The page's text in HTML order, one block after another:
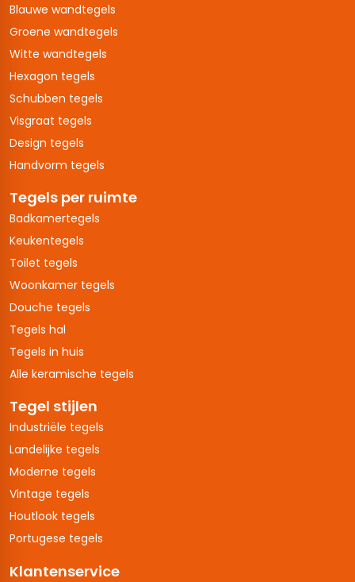
Blauwe wandtegels
Groene wandtegels
Witte wandtegels
Hexagon tegels
Schubben tegels
Visgraat tegels
Design tegels
Handvorm tegels
Tegels per ruimte
Badkamertegels
Keukentegels
Toilet tegels
Woonkamer tegels
Douche tegels
Tegels hal
Tegels in huis
Alle keramische tegels
Tegel stijlen
Industriële tegels
Landelijke tegels
Moderne tegels
Vintage tegels
Houtlook tegels
Portugese tegels
Klantenservice